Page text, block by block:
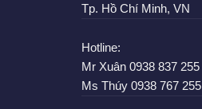
Tp. Hồ Chí Minh, VN
Hotline:
Mr Xuân 0938 837 255
Ms Thúy 0938 767 255